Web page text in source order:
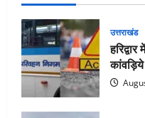
उत्तराखंड